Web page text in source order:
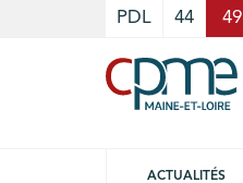
PDL 44 49
ACTUALITÉS
Cookies management panel